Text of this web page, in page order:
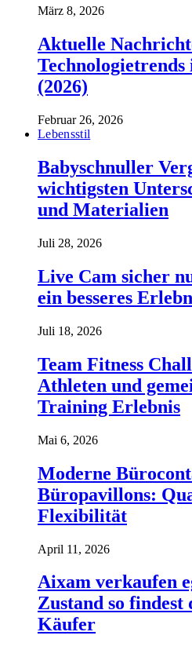
März 8, 2026
Aktuelle
Technologietrends
(2026)
Februar 26, 2026
Lebensstil
Babyschnuller
wichtigsten
und Materialien
Juli 28, 2026
Live Cam sicher
ein besseres
Juli 18, 2026
Team Fitness
Athleten und
Training Erlebnis
Mai 6, 2026
Moderne
Büropavillons:
Flexibilität
April 11, 2026
Aixam verkaufen
Zustand so
Käufer